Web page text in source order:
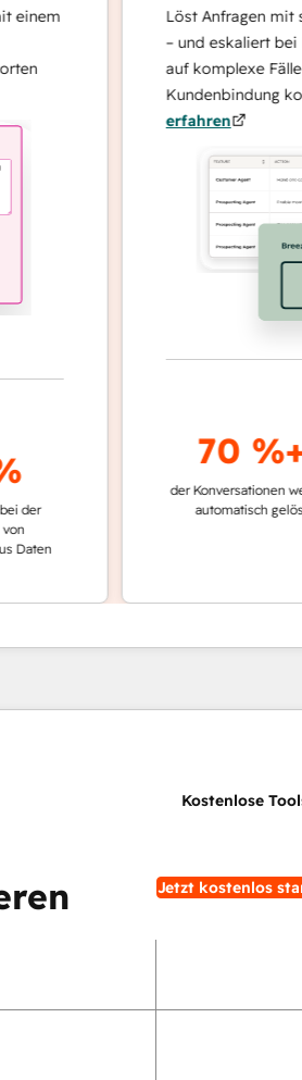
Löst Anfragen mit
– und eskaliert bei
auf komplexe Fälle
Kundenbindung
erfahren
70 %+
der Konversationen werden
automatisch gelöst
Jetzt kostenlos